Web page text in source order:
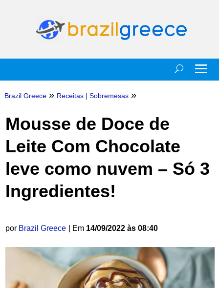
Brazil Greece » Receitas| Sobremesas »
Mousse de Doce de
Leite Com Chocolate
leve como nuvem – Só 3
Ingredientes!
por Brazil Greece | Em 14/09/2022 às 08:40